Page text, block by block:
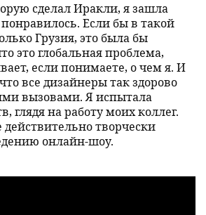
сделал Иракли, я зашла
Если бы в такой
Грузия, это была бы
это глобальная проблема,
если понимаете, о чем я. И
все дизайнеры так здорово
вызовами. Я испытала
глядя на работу моих коллег.
творчески
онлайн-шоу.